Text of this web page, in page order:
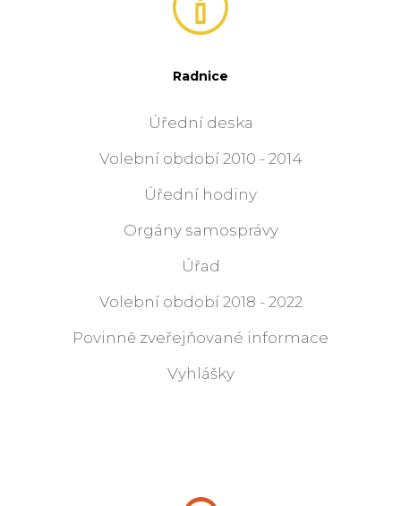
Radnice
Úřední deska
Volební období 2010 - 2014
Úřední hodiny
Orgány samosprávy
Úřad
Volební období 2018 - 2022
Povinně zveřejňované informace
Vyhlášky